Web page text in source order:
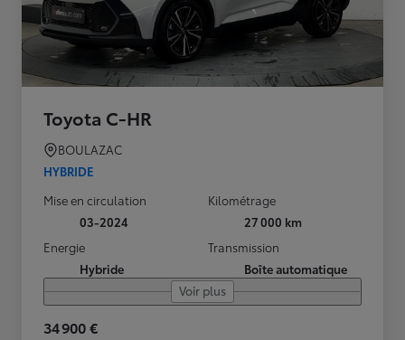
Toyota C-HR
BOULAZAC
HYBRIDE
Mise en circulation
03-2024
Kilométrage
27 000 km
Energie
Hybride
Transmission
Boîte automatique
Voir plus
34 900 €